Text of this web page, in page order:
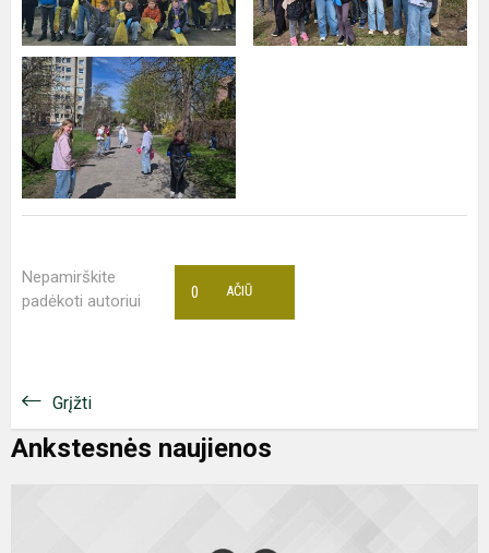
Nepamirškite
padėkoti autoriui
AČIŪ
0
Grįžti
Ankstesnės naujienos